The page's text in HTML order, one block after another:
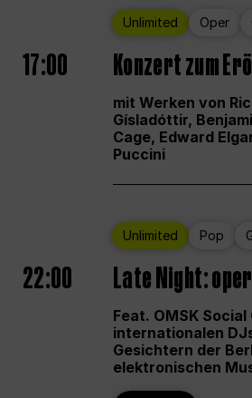
Unlimited Oper
17:00 Konzert zum
mit Werken von
Gísladóttir,
Cage, Edward
Puccini
Unlimited Pop
22:00 Late Night:
Feat. OMSK Social
internationalen
Gesichtern der
elektronischen